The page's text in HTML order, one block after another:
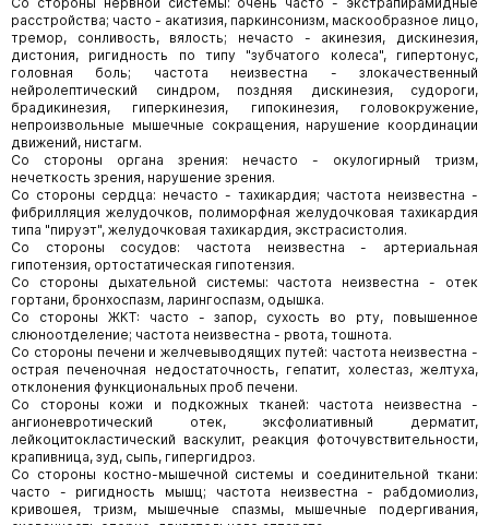
расстройства; часто - акатизия, паркинсонизм, маскообразное лицо,
тремор, сонливость, вялость; нечасто - акинезия, дискинезия,
дистония, ригидность по типу "зубчатого колеса", гипертонус,
головная боль; частота неизвестна - злокачественный
нейролептический синдром, поздняя дискинезия, судороги,
брадикинезия, гиперкинезия, гипокинезия, головокружение,
непроизвольные мышечные сокращения, нарушение координации
движений, нистагм.
Со стороны органа зрения: нечасто - окулогирный тризм,
нечеткость зрения, нарушение зрения.
Со стороны сердца: нечасто - тахикардия; частота неизвестна -
фибрилляция желудочков, полиморфная желудочковая тахикардия
типа "пируэт", желудочковая тахикардия, экстрасистолия.
Со стороны сосудов: частота неизвестна - артериальная
гипотензия, ортостатическая гипотензия.
Со стороны дыхательной системы: частота неизвестна - отек
гортани, бронхоспазм, ларингоспазм, одышка.
Со стороны ЖКТ: часто - запор, сухость во рту, повышенное
слюноотделение; частота неизвестна - рвота, тошнота.
Со стороны печени и желчевыводящих путей: частота неизвестна -
острая печеночная недостаточность, гепатит, холестаз, желтуха,
отклонения функциональных проб печени.
Со стороны кожи и подкожных тканей: частота неизвестна -
ангионевротический отек, эксфолиативный дерматит,
лейкоцитокластический васкулит, реакция фоточувствительности,
крапивница, зуд, сыпь, гипергидроз.
Со стороны костно-мышечной системы и соединительной ткани:
часто - ригидность мышц; частота неизвестна - рабдомиолиз,
кривошея, тризм, мышечные спазмы, мышечные подергивания,